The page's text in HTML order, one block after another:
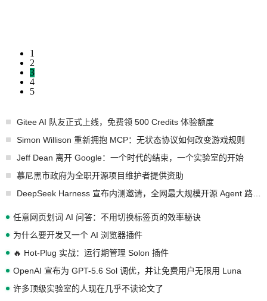
1
2
3
4
5
Gitee AI 队友正式上线，免费领 500 Credits 体验额度
Simon Willison 重新拥抱 MCP：无状态协议如何改变游戏规则
Jeff Dean 离开 Google：一个时代的结束，一个实验室的开始
慕尼黑市政府为全职开源项目维护者提供资助
任意网页划词 AI 问答：不用切换标签页的效率秘诀
为什么要开发又一个 AI 浏览器插件
🔥 Hot-Plug 实战：运行期管理 Solon 插件
OpenAI 宣布为 GPT-5.6 Sol 调优，并让免费用户无限用 Luna
许多顶级实验室的人现在几乎不读论文了